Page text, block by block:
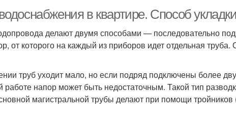
в квартире. Способ укладки
делают двумя способами — последовательно
от которого на каждый из приборов идет отдельная
труб уходит мало, но если подряд подключены более
напор может быть недостаточным. Такой тип
магистральной трубы делают при помощи